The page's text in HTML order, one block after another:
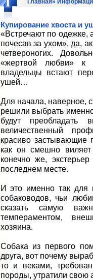
Главная»
Купирование хвоста и
«Встречают по
почесав за ухом», да,
четвероногих.
«жертвой любви» к
владельцы встают
ушей…
Для начала, наверное,
решили выбрать
будут
величественный
красиво
как он смешно
конечно же,
последнем месте.
И это именно так для
собаководов, чьи
сказать самую
темпераментом,
хозяина.
Собака из первого
друга, вот почему
то и веками,
породы, утратили свою